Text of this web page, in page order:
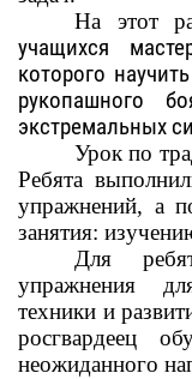
На этот
учащихся
которого
рукопашного
экстремальных
Урок по
Ребята
упражнений, а
занятия:
Для
упражнения
техники и
росгвардеец
неожиданного